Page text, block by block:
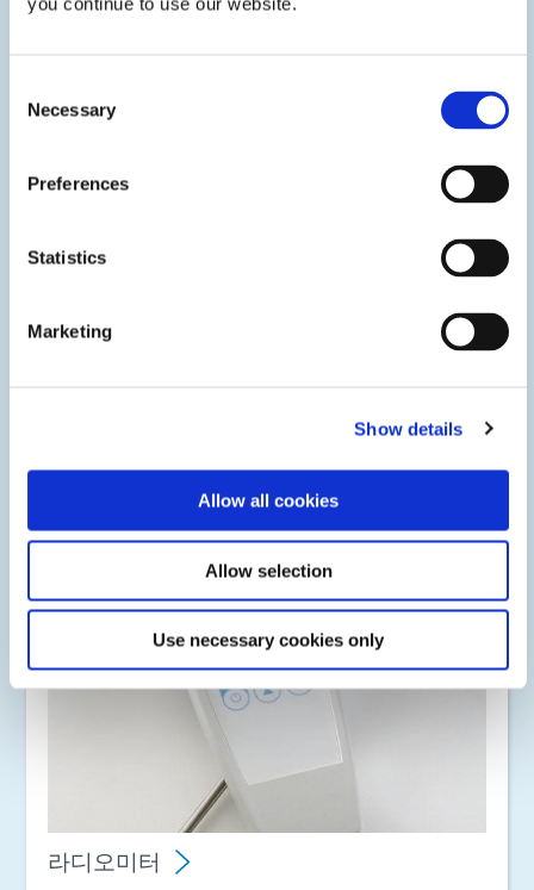
Selection
Necessary
Preferences
Statistics
Marketing
Show details
Allow all cookies
Allow selection
Use necessary cookies only
시스템 액세서리
라디오미터